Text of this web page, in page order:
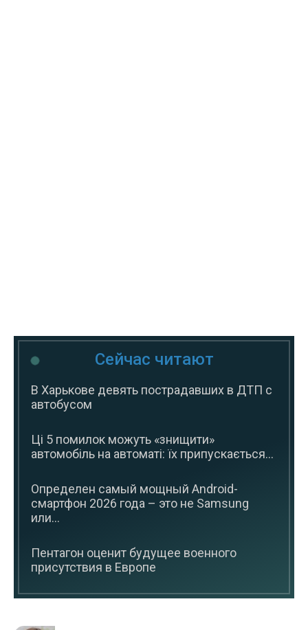
Сейчас читают
В Харькове девять пострадавших в ДТП с
автобусом
Ці 5 помилок можуть «знищити»
автомобіль на автоматі: їх припускається...
Определен самый мощный Android-
смартфон 2026 года – это не Samsung
или...
Пентагон оценит будущее военного
присутствия в Европе